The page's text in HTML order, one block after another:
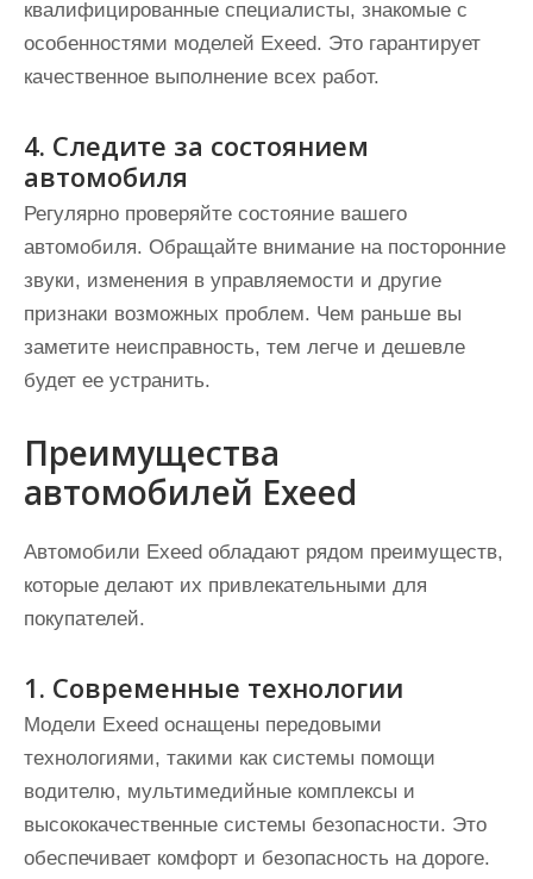
квалифицированные специалисты, знакомые с
особенностями моделей Exeed. Это гарантирует
качественное выполнение всех работ.
4. Следите за состоянием
автомобиля
Регулярно проверяйте состояние вашего
автомобиля. Обращайте внимание на посторонние
звуки, изменения в управляемости и другие
признаки возможных проблем. Чем раньше вы
заметите неисправность, тем легче и дешевле
будет ее устранить.
Преимущества
автомобилей Exeed
Автомобили Exeed обладают рядом преимуществ,
которые делают их привлекательными для
покупателей.
1. Современные технологии
Модели Exeed оснащены передовыми
технологиями, такими как системы помощи
водителю, мультимедийные комплексы и
высококачественные системы безопасности. Это
обеспечивает комфорт и безопасность на дороге.